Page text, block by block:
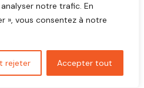
notre trafic. En
», vous consentez à notre
rejeter Accepter tout